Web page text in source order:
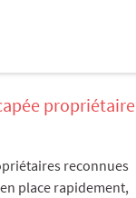
propriétaire
reconnues
place rapidement,